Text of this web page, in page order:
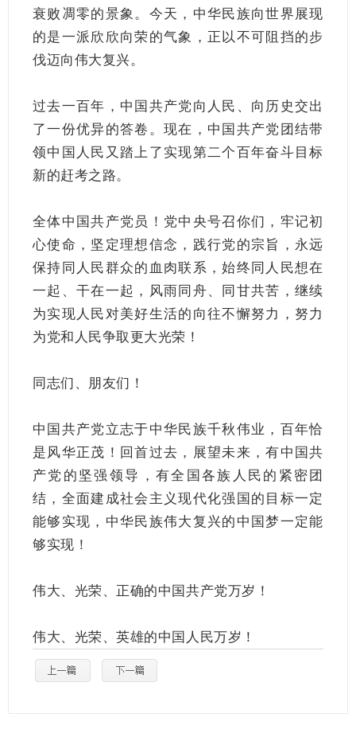
衰败凋零的景象。今天，中华民族向世界展现
的是一派欣欣向荣的气象，正以不可阻挡的步
伐迈向伟大复兴。
过去一百年，中国共产党向人民、向历史交出
了一份优异的答卷。现在，中国共产党团结带
领中国人民又踏上了实现第二个百年奋斗目标
新的赶考之路。
全体中国共产党员！党中央号召你们，牢记初
心使命，坚定理想信念，践行党的宗旨，永远
保持同人民群众的血肉联系，始终同人民想在
一起、干在一起，风雨同舟、同甘共苦，继续
为实现人民对美好生活的向往不懈努力，努力
为党和人民争取更大光荣！
同志们、朋友们！
中国共产党立志于中华民族千秋伟业，百年恰
是风华正茂！回首过去，展望未来，有中国共
产党的坚强领导，有全国各族人民的紧密团
结，全面建成社会主义现代化强国的目标一定
能够实现，中华民族伟大复兴的中国梦一定能
够实现！
伟大、光荣、正确的中国共产党万岁！
伟大、光荣、英雄的中国人民万岁！